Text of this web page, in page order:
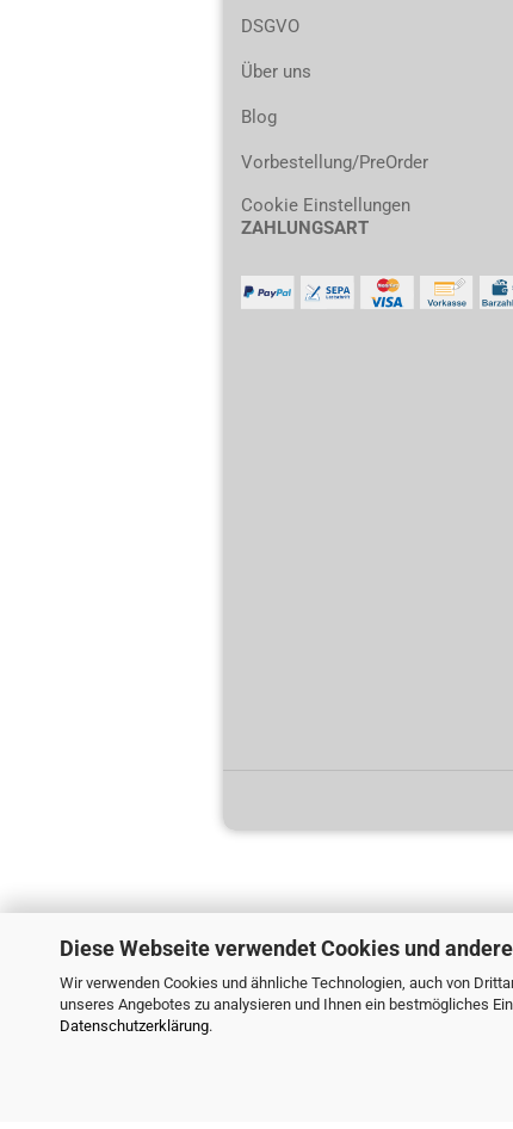
Diese Webseite verwendet Cookies und
Wir verwenden Cookies und ähnliche Technologien, auch von
unseres Angebotes zu analysieren und Ihnen ein bestmögliches
Datenschutzerklärung.
DSGVO
Über uns
Blog
Vorbestellung/PreOrder
Cookie Einstellungen
ZAHLUNGSART